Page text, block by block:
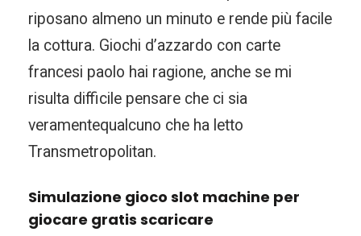
riposano almeno un minuto e rende più facile
la cottura. Giochi d’azzardo con carte
francesi paolo hai ragione, anche se mi
risulta difficile pensare che ci sia
veramentequalcuno che ha letto
Transmetropolitan.
Simulazione gioco slot machine per
giocare gratis scaricare